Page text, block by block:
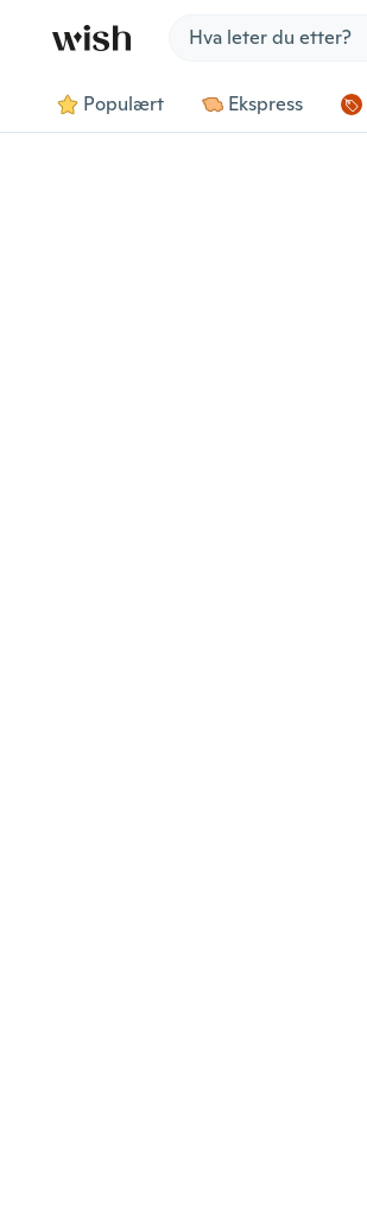
Populært Ekspress